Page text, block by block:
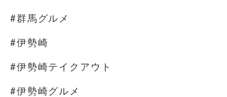
#群馬グルメ
#伊勢崎
#伊勢崎テイクアウト
#伊勢崎グルメ